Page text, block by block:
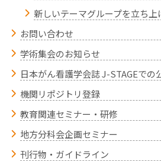
新しいテーマグループを立ち上
お問い合わせ
学術集会のお知らせ
日本がん看護学会誌 J-STAGEでの
機関リポジトリ登録
教育関連セミナー・研修
地方分科会企画セミナー
刊行物・ガイドライン